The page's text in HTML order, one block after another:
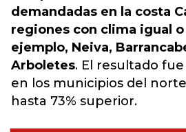
demandadas en la costa
regiones con clima igual
ejemplo, Neiva,
Arboletes. El resultado
en los municipios del
hasta 73% superior.